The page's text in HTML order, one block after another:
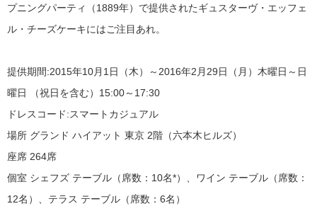
プニングパーティ（1889年）で提供されたギュスターヴ・エッフェ
ル・チーズケーキにはご注目あれ。
提供期間:2015年10月1日（木）～2016年2月29日（月）木曜日～日
曜日 （祝日を含む）15:00～17:30
ドレスコード:スマートカジュアル
場所 グランド ハイアット 東京 2階（六本木ヒルズ）
座席 264席
個室 シェフズ テーブル（席数：10名*）、ワイン テーブル（席数：
12名）、テラス テーブル（席数：6名）